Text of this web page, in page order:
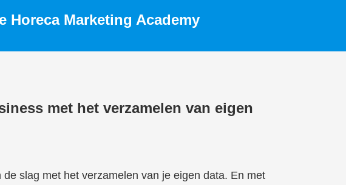
Horeca Marketing Academy
met het verzamelen van eigen
slag met het verzamelen van je eigen data. En met